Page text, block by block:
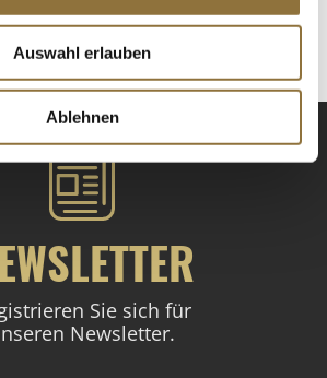
Auswahl erlauben
Ablehnen
Sie sich für
Newsletter.